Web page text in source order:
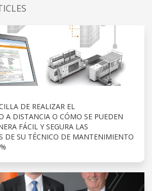
DE REALIZAR EL
A DISTANCIA O CÓMO SE PUEDEN
FÁCIL Y SEGURA LAS
DE SU TÉCNICO DE MANTENIMIENTO